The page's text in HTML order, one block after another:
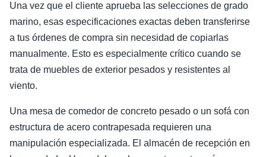
Una vez que el cliente aprueba las selecciones de grado
marino, esas especificaciones exactas deben transferirse
a tus órdenes de compra sin necesidad de copiarlas
manualmente. Esto es especialmente crítico cuando se
trata de muebles de exterior pesados y resistentes al
viento.
Una mesa de comedor de concreto pesado o un sofá con
estructura de acero contrapesada requieren una
manipulación especializada. El almacén de recepción en